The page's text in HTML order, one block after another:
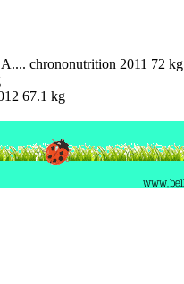
chrononutrition 2011 72 kg
67.1 kg